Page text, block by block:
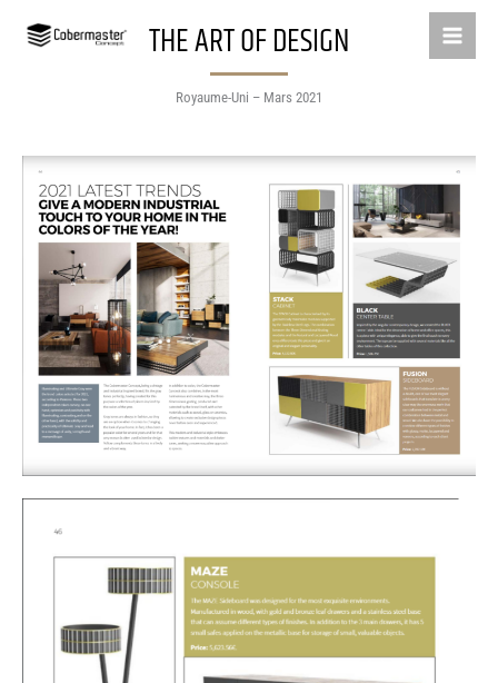
THE ART OF DESIGN
Royaume-Uni – Mars 2021